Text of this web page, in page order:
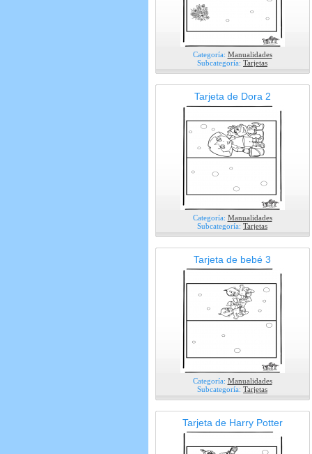
Categoría: Manualidades
Subcategoría: Tarjetas
Tarjeta de Dora 2
Categoría: Manualidades
Subcategoría: Tarjetas
Tarjeta de bebé 3
Categoría: Manualidades
Subcategoría: Tarjetas
Tarjeta de Harry Potter